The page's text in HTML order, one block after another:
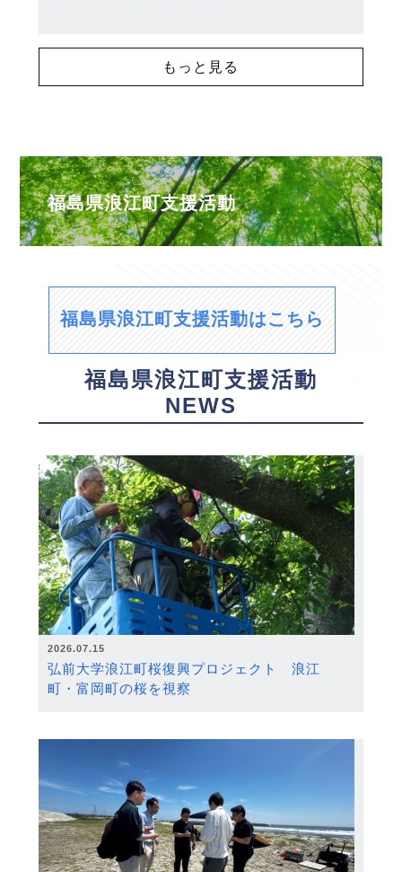
もっと見る
福島県浪江町支援活動
福島県浪江町支援活動はこちら
福島県浪江町支援活動
NEWS
2026.07.15
弘前大学浪江町桜復興プロジェクト 浪江
町・富岡町の桜を視察